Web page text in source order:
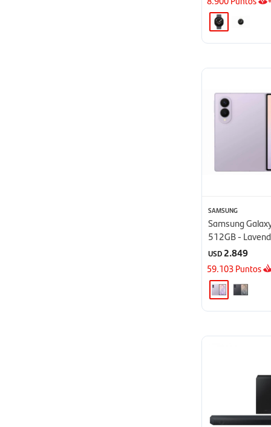
SAMSUNG
Samsung
512GB -
USD2.849
59.103Puntos